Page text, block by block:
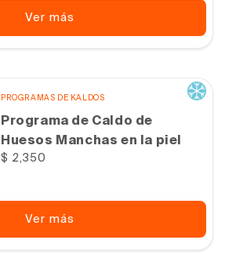
Ver más
PROGRAMAS DE KALDOS
Programa de Caldo de
Huesos Manchas en la piel
Precio
$ 2,350
Ver más